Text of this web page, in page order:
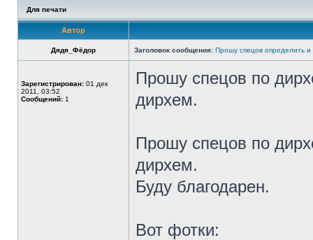
Для печати
Автор
Дядя_Фёдор Заголовок сообщения: Прошу спецов определить и
Зарегистрирован: 01 дек
2011, 03:52
Сообщений: 1
Прошу спецов по
дирхем.
Прошу спецов по
дирхем.
Буду благодарен.
Вот фотки: